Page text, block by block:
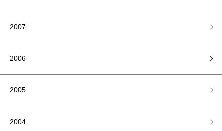
2007
2006
2005
2004